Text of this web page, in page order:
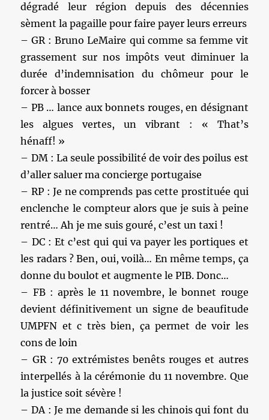
dégradé leur région depuis des décennies
sèment la pagaille pour faire payer leurs erreurs
– GR : Bruno LeMaire qui comme sa femme vit
grassement sur nos impôts veut diminuer la
durée d’indemnisation du chômeur pour le
forcer à bosser
– PB … lance aux bonnets rouges, en désignant
les algues vertes, un vibrant : « That’s
hénaff! »
– DM : La seule possibilité de voir des poilus est
d’aller saluer ma concierge portugaise
– RP : Je ne comprends pas cette prostituée qui
enclenche le compteur alors que je suis à peine
rentré… Ah je me suis gouré, c’est un taxi !
– DC : Et c’est qui qui va payer les portiques et
les radars ? Ben, oui, voilà… En même temps, ça
donne du boulot et augmente le PIB. Donc…
– FB : après le 11 novembre, le bonnet rouge
devient définitivement un signe de beaufitude
UMPFN et c très bien, ça permet de voir les
cons de loin
– GR : 70 extrémistes benêts rouges et autres
interpellés à la cérémonie du 11 novembre. Que
la justice soit sévère !
– DA : Je me demande si les chinois qui font du